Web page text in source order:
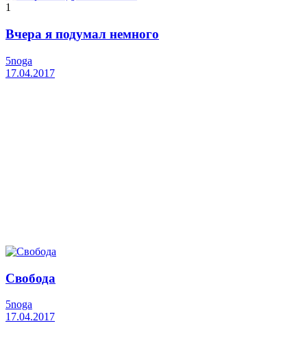
1
Вчера я подумал немного
5noga
17.04.2017
Свобода
5noga
17.04.2017